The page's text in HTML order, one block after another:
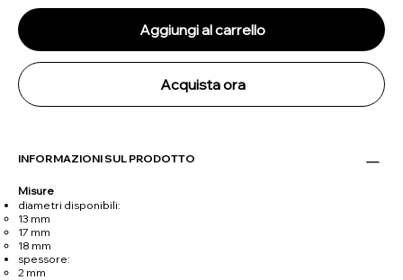
Aggiungi al carrello
Acquista ora
INFORMAZIONI SUL PRODOTTO
Misure
diametri disponibili:
13 mm
17 mm
18 mm
spessore:
2 mm